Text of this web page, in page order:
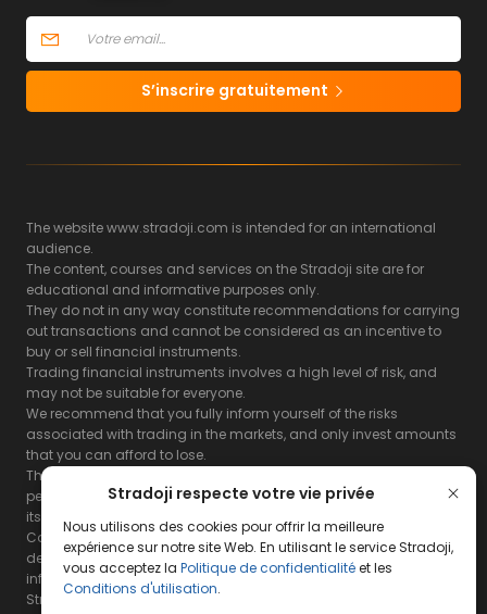
Stradoji respecte votre vie privée
Nous utilisons des cookies pour offrir la meilleure
expérience sur notre site Web. En utilisant le service Stradoji,
vous acceptez la Politique de confidentialitéet les
Conditions d'utilisation.
S’inscrire gratuitement
The website www.stradoji.com is intended for an international
audience.
The content, courses and services on the Stradoji site are for
educational and informative purposes only.
They do not in any way constitute recommendations for carrying
out transactions and cannot be considered as an incentive to
buy or sell financial instruments.
Trading financial instruments involves a high level of risk, and
may not be suitable for everyone.
We recommend that you fully inform yourself of the risks
associated with trading in the markets, and only invest amounts
that you can afford to lose.
The Stradoji site does not guarantee the results or the
performance of products based on the information contained on
its site and its servers.
Consequently, the Stradoji site and its publishing company
decline all responsibility in the use that may be made of this
information and the consequences that may result therefrom.
Stradoji Services are not authorized for US citizens or US residents.